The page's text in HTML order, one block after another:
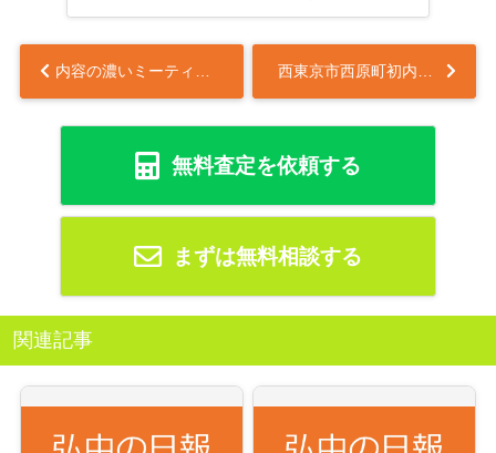
無料査定を依頼する
まずは無料相談する
関連記事